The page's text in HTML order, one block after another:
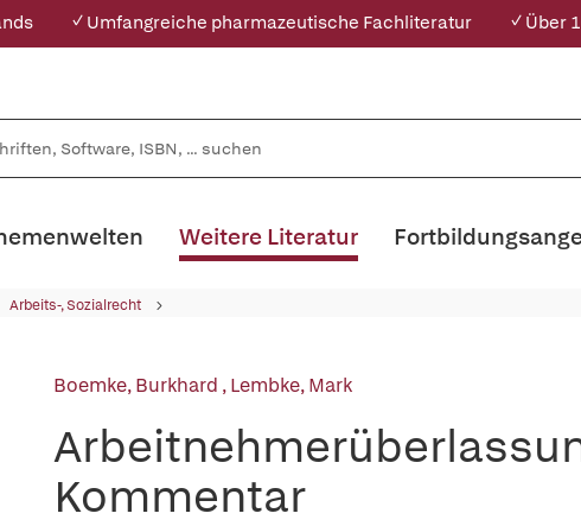
✓ Umfangreiche pharmazeutische Fachliteratur ✓ Über
Weitere Literatur
Arbeits-, Sozialrecht
Boemke, Burkhard ,Lembke, Mark
Kommentar